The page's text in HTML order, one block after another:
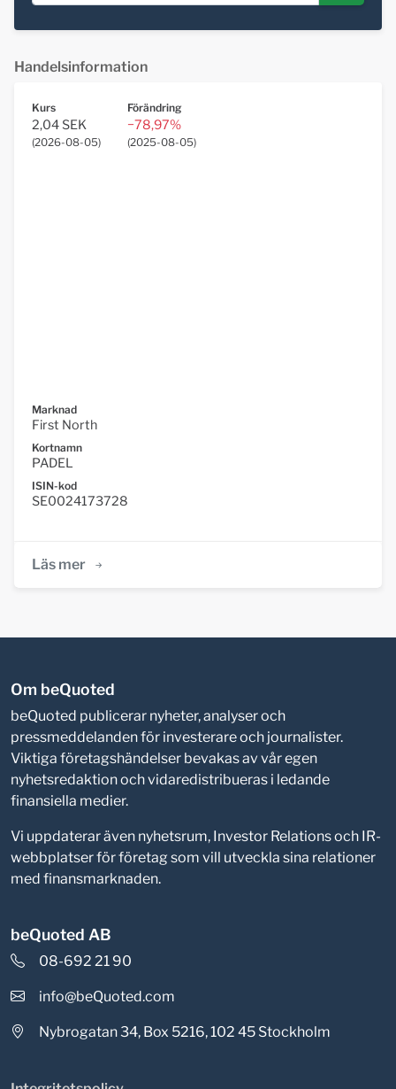
Handelsinformation
Kurs
2,04 SEK
(2026-08-05)
Förändring
−78,97%
(2025-08-05)
Marknad
First North
Kortnamn
PADEL
ISIN-kod
SE0024173728
Läs mer
Om beQuoted
beQuoted publicerar nyheter, analyser och
pressmeddelanden för investerare och journalister.
Viktiga företagshändelser bevakas av vår egen
nyhetsredaktion och vidaredistribueras i ledande
finansiella medier.
Vi uppdaterar även nyhetsrum, Investor Relations och IR-
webbplatser för företag som vill utveckla sina relationer
med finansmarknaden.
beQuoted AB
08-692 21 90
info@beQuoted.com
Nybrogatan 34, Box 5216, 102 45 Stockholm